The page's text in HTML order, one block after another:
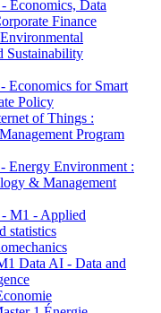
Economics, Data
Finance
Sustainability
Economics for Smart
Policy
of Things :
Program
Energy Environment :
& Management
M1 - Applied
statistics
Data AI - Data and